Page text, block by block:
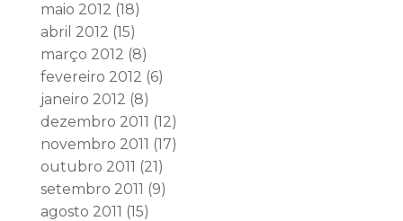
maio 2012 (18)
abril 2012 (15)
março 2012 (8)
fevereiro 2012 (6)
janeiro 2012 (8)
dezembro 2011 (12)
novembro 2011 (17)
outubro 2011 (21)
setembro 2011 (9)
agosto 2011 (15)